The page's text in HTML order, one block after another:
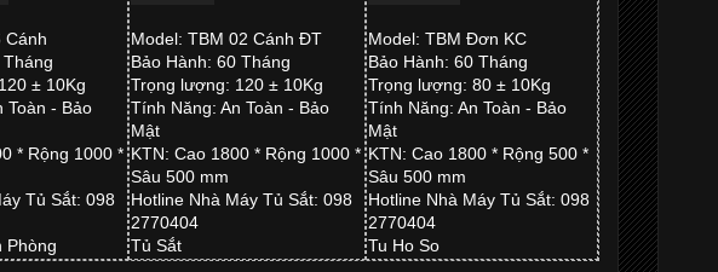
Cánh
± 10Kg
Toàn - Bảo
* Rộng 1000 *
Tủ Sắt: 098
Phòng
Model: TBM 02 Cánh ĐT
Bảo Hành: 60 Tháng
Trọng lượng: 120 ± 10Kg
Tính Năng: An Toàn - Bảo
Mật
KTN: Cao 1800 * Rộng 1000 *
Sâu 500 mm
Hotline Nhà Máy Tủ Sắt: 098
2770404
Tủ Sắt
Model: TBM Đơn KC
Bảo Hành: 60 Tháng
Trọng lượng: 80 ± 10Kg
Tính Năng: An Toàn - Bảo
Mật
KTN: Cao 1800 * Rộng 500 *
Sâu 500 mm
Hotline Nhà Máy Tủ Sắt: 098
2770404
Tu Ho So